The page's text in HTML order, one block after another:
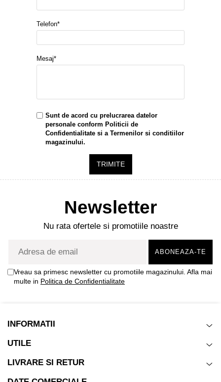
Telefon*
Mesaj*
Sunt de acord cu prelucrarea datelor
personale conform Politicii de
Confidentialitate si a Termenilor si conditiilor
magazinului.
TRIMITE
Newsletter
Nu rata ofertele si promotiile noastre
Vreau sa primesc newsletter cu promotiile magazinului. Afla mai
multe in Politica de Confidentialitate
INFORMATII
UTILE
LIVRARE SI RETUR